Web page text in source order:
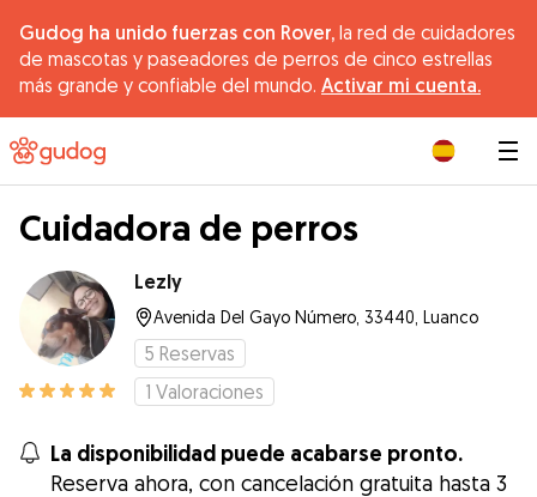
Gudog ha unido fuerzas con Rover, la red de cuidadores
de mascotas y paseadores de perros de cinco estrellas
más grande y confiable del mundo. Activar mi cuenta.
Cuidadora de perros
Lezly
Avenida Del Gayo Número, 33440, Luanco
5 Reservas
1 Valoraciones
La disponibilidad puede acabarse pronto.
Reserva ahora, con cancelación gratuita hasta 3